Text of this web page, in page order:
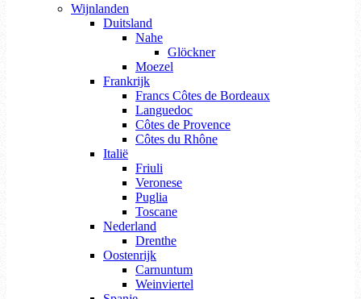
Wijnlanden
Duitsland
Nahe
Glöckner
Moezel
Frankrijk
Francs Côtes de Bordeaux
Languedoc
Côtes de Provence
Côtes du Rhône
Italië
Friuli
Veronese
Puglia
Toscane
Nederland
Drenthe
Oostenrijk
Carnuntum
Weinviertel